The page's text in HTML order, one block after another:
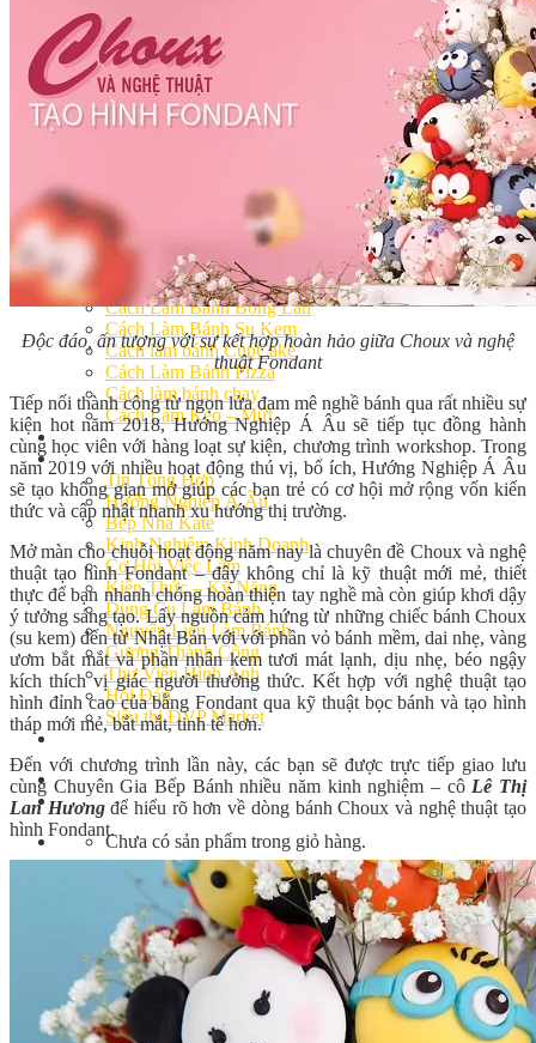
Master Class
Chuyên Đề
Khai Giảng
Lịch học – Lịch thi
Đăng Ký Học
Công Thức
Cách Làm Bánh Kem
Cách Làm Bánh Mì
Cách Làm Bánh Trung Thu
Cách Làm Bánh Flan
Cách Làm Bánh Bao
Cách Làm Bánh Bông Lan
Cách Làm Bánh Su Kem
Cách làm bánh CupCake
Cách Làm Bánh Pizza
Cách làm bánh chay
Cách Làm Kẹo – Mứt
Video
Tin tức
Tin Tổng Hợp
Hướng Nghiệp Á Âu
Bếp Nhà Kate
Kinh Nghiệm Kinh Doanh
Cơ Hội Việc Làm
Kiến Thức – Kỹ Năng
Dụng Cụ Làm Bánh
Nguyên Liệu Làm Bánh
Gương Thành Công
Thư Viện Hình Ảnh
Hỏi Đáp
Siêu thị ĐVP Market
Việc Làm
Chưa có sản phẩm trong giỏ hàng.
Giỏ hàng
Chưa có sản phẩm trong giỏ hàng.
Độc đáo, ấn tượng với sự kết hợp hoàn hảo giữa Choux và nghệ
thuật Fondant
Tiếp nối thành công từ ngọn lửa đam mê nghề bánh qua rất nhiều sự
kiện hot năm 2018, Hướng Nghiệp Á Âu sẽ tiếp tục đồng hành
cùng học viên với hàng loạt sự kiện, chương trình workshop. Trong
năm 2019 với nhiều hoạt động thú vị, bổ ích, Hướng Nghiệp Á Âu
sẽ tạo không gian mở giúp các bạn trẻ có cơ hội mở rộng vốn kiến
thức và cập nhật nhanh xu hướng thị trường.
Mở màn cho chuỗi hoạt động năm nay là chuyên đề Choux và nghệ
thuật tạo hình Fondant – đây không chỉ là kỹ thuật mới mẻ, thiết
thực để bạn nhanh chóng hoàn thiện tay nghề mà còn giúp khơi dậy
ý tưởng sáng tạo. Lấy nguồn cảm hứng từ những chiếc bánh Choux
(su kem) đến từ Nhật Bản với với phần vỏ bánh mềm, dai nhẹ, vàng
ươm bắt mắt và phần nhân kem tươi mát lạnh, dịu nhẹ, béo ngậy
kích thích vị giác người thưởng thức. Kết hợp với nghệ thuật tạo
hình đỉnh cao của bằng Fondant qua kỹ thuật bọc bánh và tạo hình
tháp mới mẻ, bắt mắt, tinh tế hơn.
Đến với chương trình lần này, các bạn sẽ được trực tiếp giao lưu
cùng Chuyên Gia Bếp Bánh nhiều năm kinh nghiệm – cô Lê Thị
Lan Hươngđể hiểu rõ hơn về dòng bánh Choux và nghệ thuật tạo
hình Fondant.